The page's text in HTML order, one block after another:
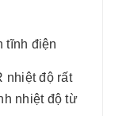
tĩnh điện
nhiệt độ rất
nhiệt độ từ